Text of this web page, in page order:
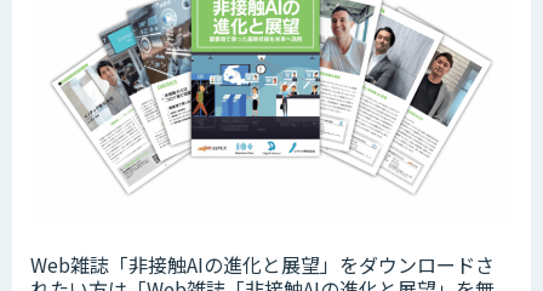
Web雑誌「非接触AIの進化と展望」をダウンロードさ